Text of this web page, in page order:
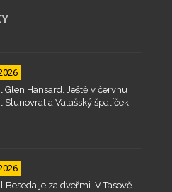
Glen Hansard. Ještě v červnu
Slunovrat a Valašský špalíček
Beseda je za dveřmi. V Tasově